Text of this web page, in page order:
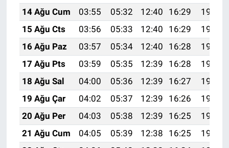
14 Ağu Cum
03:55 05:32 12:40 16:29
19:38
15 Ağu Cts
03:56 05:33 12:40 16:29
19:37
16 Ağu Paz
03:57 05:34 12:40 16:28
19:35
17 Ağu Pts
03:59 05:35 12:39 16:28
19:34
18 Ağu Sal
04:00 05:36 12:39 16:27
19:33
19 Ağu Çar
04:02 05:37 12:39 16:26
19:31
20 Ağu Per
04:03 05:38 12:39 16:25
19:30
21 Ağu Cum
04:05 05:39 12:38 16:25
19:28